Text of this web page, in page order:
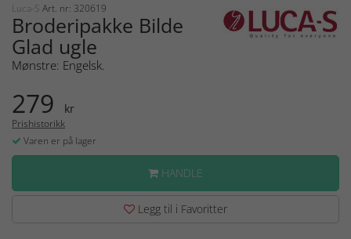
Luca-S Art. nr: 320619
Broderipakke Bilde
Glad ugle
Mønstre: Engelsk.
279 kr
Prishistorikk
Varen er på lager
HANDLE
Legg til i Favoritter